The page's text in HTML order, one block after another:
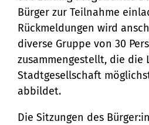
21335 Lüneburg
Bürger zur Teilnahme
Rückmeldungen wird
diverse Gruppe von 30
zusammengestellt, die die
Stadtgesellschaft
abbildet.
Die Sitzungen des